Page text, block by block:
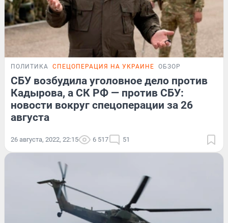
ПОЛИТИКА СПЕЦОПЕРАЦИЯ НА УКРАИНЕ ОБЗОР
СБУ возбудила уголовное дело против
Кадырова, а СК РФ — против СБУ:
новости вокруг спецоперации за 26
августа
26 августа, 2022, 22:15 6 517 51